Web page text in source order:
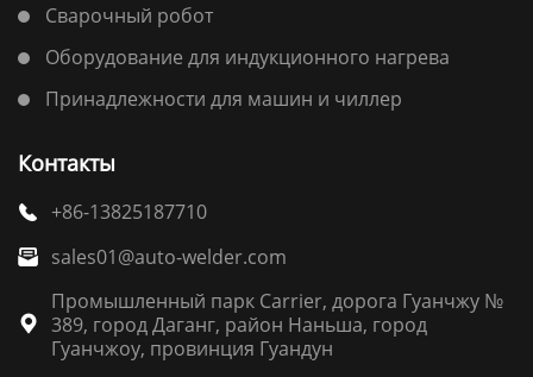
Сварочный робот
Оборудование для индукционного нагрева
Принадлежности для машин и чиллер
Контакты
 +86-13825187710
 sales01@auto-welder.com

Промышленный парк Carrier, дорога Гуанчжу №
389, город Даганг, район Наньша, город
Гуанчжоу, провинция Гуандун